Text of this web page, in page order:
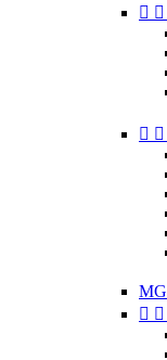
 
 
MG
 